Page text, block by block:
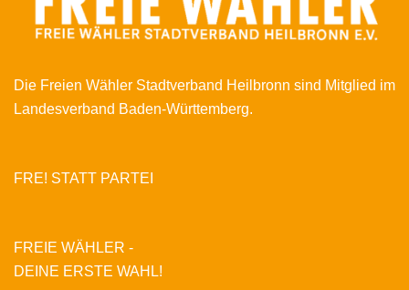
Die Freien Wähler Stadtverband Heilbronn sind Mitglied im
Landesverband Baden-Württemberg.
FRE! STATT PARTEI
FREIE WÄHLER -
DEINE ERSTE WAHL!